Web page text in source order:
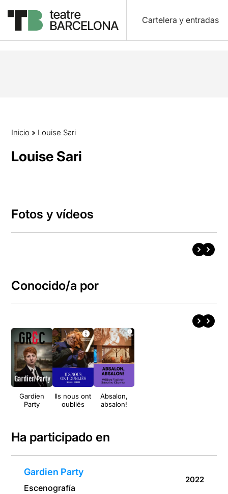
Cartelera y entradas
Inicio » Louise Sari
Louise Sari
Fotos y vídeos
Conocido/a por
Gardien
Party
Ils nous ont
oubliés
Absalon,
absalon!
Ha participado en
Gardien Party
Escenografía
2022